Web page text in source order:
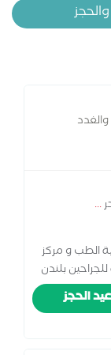
...
الطب و مركز
بلندن
عضو الجمعية الأوروبية للأورام النسائية (ESGO) د.دكتوراه
الحجز